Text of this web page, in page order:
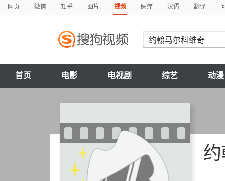
网页 微信 知乎 图片 视频 医疗 汉语 翻译
首页 电影 电视剧 综艺 动漫